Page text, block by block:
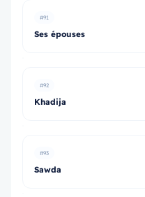
#91
Ses épouses
#92
Khadija
#93
Sawda